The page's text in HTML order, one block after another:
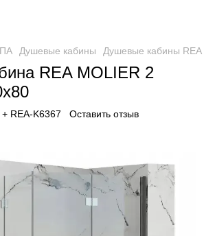
Душевые кабины Душевые кабины
REA MOLIER 2
REA-K6367 Оставить отзыв